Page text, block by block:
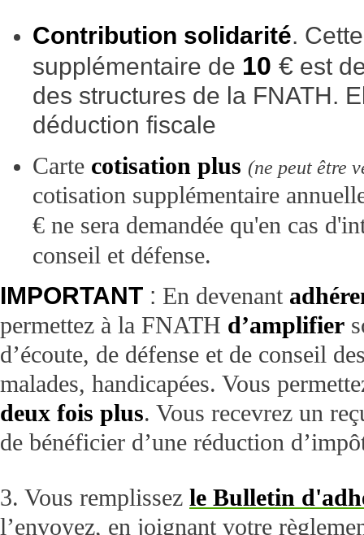
Contribution solidarité.
supplémentaire de 10 € est
des structures de la FNATH.
déduction fiscale
Carte cotisation plus (ne peut être
cotisation supplémentaire
€ ne sera demandée qu'en cas
conseil et défense.
IMPORTANT : En devenant
permettez à la FNATH d’amplifier
d’écoute, de défense et de conseil
malades, handicapées. Vous
deux fois plus. Vous recevrez un
de bénéficier d’une réduction
3. Vous remplissez le Bulletin
l’envoyez, en joignant votre